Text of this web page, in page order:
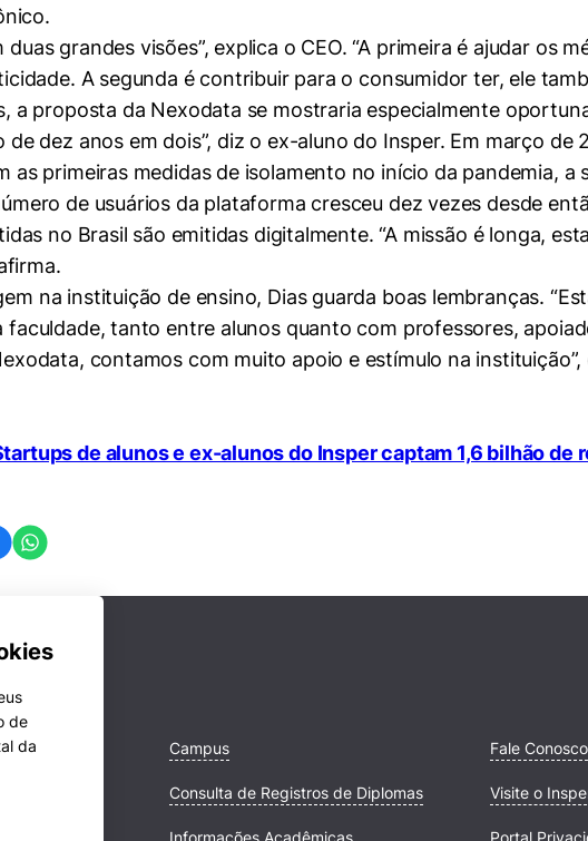
duas grandes visões”, explica o CEO. “A primeira é ajudar os
A segunda é contribuir para o consumidor ter, ele
a proposta da Nexodata se mostraria especialmente
de dez anos em dois”, diz o ex-aluno do Insper. Em março
as primeiras medidas de isolamento no início da pandemia,
de usuários da plataforma cresceu dez vezes desde
no Brasil são emitidas digitalmente. “A missão é longa,
na instituição de ensino, Dias guarda boas lembranças.
faculdade, tanto entre alunos quanto com professores,
contamos com muito apoio e estímulo na
de alunos e ex-alunos do Insper captam 1,6 bilhão de
de
da
Campus
Consulta de Registros de Diplomas
Informações Acadêmicas
Fale Conosco
Visite o
Portal